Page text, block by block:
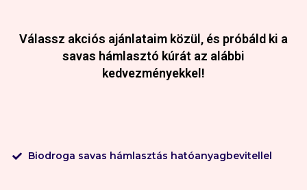
Válassz akciós ajánlataim közül, és próbáld ki a
savas hámlasztó kúrát az alábbi
kedvezményekkel!
Biodroga savas hámlasztás hatóanyagbevitellel